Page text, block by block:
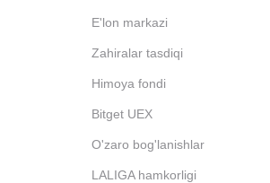
E'lon markazi
Zahiralar tasdiqi
Himoya fondi
Bitget UEX
O'zaro bog'lanishlar
LALIGA hamkorligi